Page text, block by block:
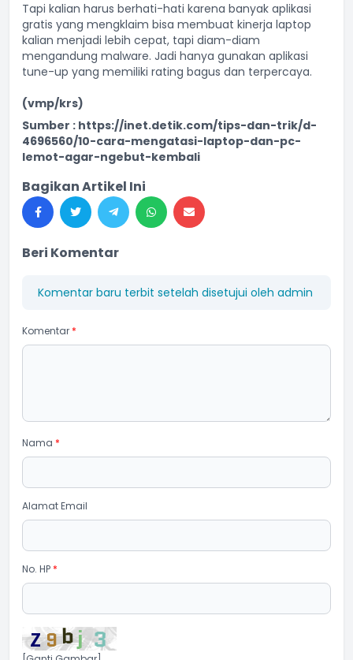
Tapi kalian harus berhati-hati karena banyak aplikasi
gratis yang mengklaim bisa membuat kinerja laptop
kalian menjadi lebih cepat, tapi diam-diam
mengandung malware. Jadi hanya gunakan aplikasi
tune-up yang memiliki rating bagus dan terpercaya.
(vmp/krs)
Sumber : https://inet.detik.com/tips-dan-trik/d-
4696560/10-cara-mengatasi-laptop-dan-pc-
lemot-agar-ngebut-kembali
Bagikan Artikel Ini
Beri Komentar
Komentar baru terbit setelah disetujui oleh admin
Komentar *
Nama *
Alamat Email
No. HP *